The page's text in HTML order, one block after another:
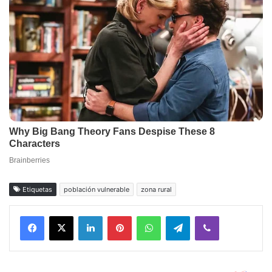
Etiquetas población vulnerable zona rural
Facebook
X LinkedInPinterestWhatsAppTelegramViber